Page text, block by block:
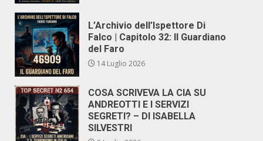
L’Archivio dell’Ispettore Di
Falco | Capitolo 32: Il Guardiano
del Faro
14 Luglio 2026
COSA SCRIVEVA LA CIA SU
ANDREOTTI E I SERVIZI
SEGRETI? – DI ISABELLA
SILVESTRI